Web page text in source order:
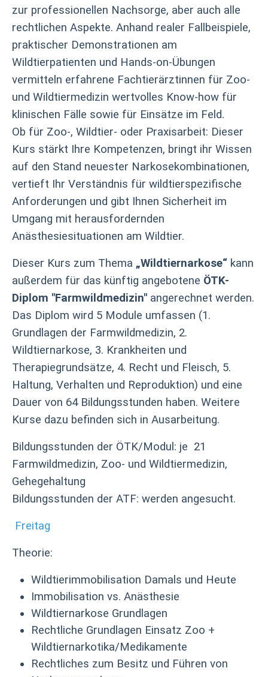
zur professionellen Nachsorge, aber auch alle
rechtlichen Aspekte. Anhand realer Fallbeispiele,
praktischer Demonstrationen am
Wildtierpatienten und Hands-on-Übungen
vermitteln erfahrene Fachtierärztinnen für Zoo-
und Wildtiermedizin wertvolles Know-how für
klinischen Fälle sowie für Einsätze im Feld.
Ob für Zoo-, Wildtier- oder Praxisarbeit: Dieser
Kurs stärkt Ihre Kompetenzen, bringt ihr Wissen
auf den Stand neuester Narkosekombinationen,
vertieft Ihr Verständnis für wildtierspezifische
Anforderungen und gibt Ihnen Sicherheit im
Umgang mit herausfordernden
Anästhesiesituationen am Wildtier.
Dieser Kurs zum Thema „Wildtiernarkose“ kann
außerdem für das künftig angebotene ÖTK-
Diplom "Farmwildmedizin" angerechnet werden.
Das Diplom wird 5 Module umfassen (1.
Grundlagen der Farmwildmedizin, 2.
Wildtiernarkose, 3. Krankheiten und
Therapiegrundsätze, 4. Recht und Fleisch, 5.
Haltung, Verhalten und Reproduktion) und eine
Dauer von 64 Bildungsstunden haben. Weitere
Kurse dazu befinden sich in Ausarbeitung.
Bildungsstunden der ÖTK/Modul: je 21
Farmwildmedizin, Zoo- und Wildtiermedizin,
Gehegehaltung
Bildungsstunden der ATF: werden angesucht.
Freitag
Theorie:
Wildtierimmobilisation Damals und Heute
Immobilisation vs. Anästhesie
Wildtiernarkose Grundlagen
Rechtliche Grundlagen Einsatz Zoo +
Wildtiernarkotika/Medikamente
Rechtliches zum Besitz und Führen von